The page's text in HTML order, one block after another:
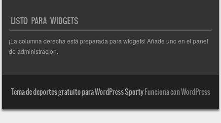
LISTO PARA WIDGETS
¡La columna derecha está preparada para widgets! Añade uno en el panel
de administración.
Tema de deportes gratuito para WordPress SportyFunciona con WordPress